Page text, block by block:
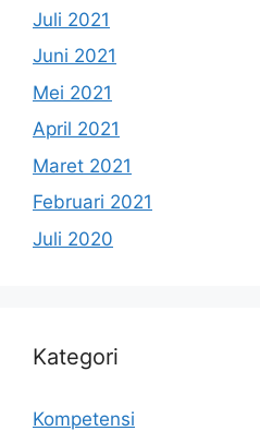
Juli 2021
Juni 2021
Mei 2021
April 2021
Maret 2021
Februari 2021
Juli 2020
Kategori
Kompetensi